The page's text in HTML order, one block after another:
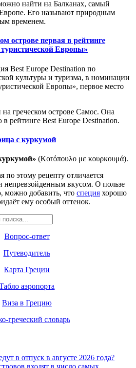
найти на Балканах, самый
Его называют природным
временем.
острове первая в рейтинге
Европы»
Best Europe Destination по
культуры и туризма, в номинации
Европы», первое место
греческом острове Самос. Она
рейтинге Best Europe Destination.
с куркумой
(Κοτόπουλο με κουρκουμά).
по этому рецепту отличается
непревзойденным вкусом. О пользе
можно добавить, что специя хорошо
ему особый оттенок.
Вопрос-ответ
Путеводитель
Карта Греции
аэропорта
Виза в Грецию
греческий словарь
в отпуск в августе 2026 года?
входят в число самых